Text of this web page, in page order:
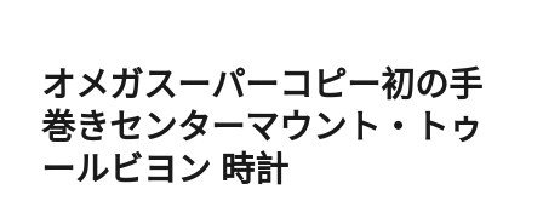
オメガスーパーコピー初の手
巻きセンターマウント・トゥ
ールビヨン 時計